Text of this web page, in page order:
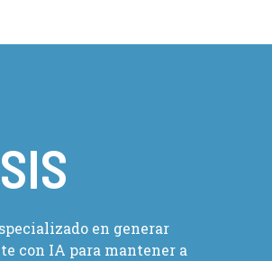
en generar
con IA para mantener a